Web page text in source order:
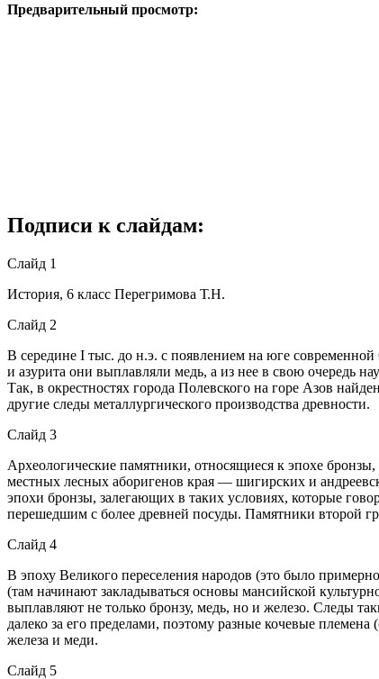
Предварительный просмотр:
Подписи к слайдам:
Слайд 1
История, 6 класс Перегримова Т.Н.
Слайд 2
В середине I тыс. до н.э. с появлением на юге современной
и азурита они выплавляли медь, а из нее в свою очередь
Так, в окрестностях города Полевского на горе Азов
другие следы металлургического производства древности.
Слайд 3
Археологические памятники, относящиеся к эпохе
местных лесных аборигенов края — шигирских и
эпохи бронзы, залегающих в таких условиях, которые
перешедшим с более древней посуды. Памятники второй
Слайд 4
В эпоху Великого переселения народов (это было
(там начинают закладываться основы мансийской
выплавляют не только бронзу, медь, но и железо. Следы
далеко за его пределами, поэтому разные кочевые
железа и меди.
Слайд 5